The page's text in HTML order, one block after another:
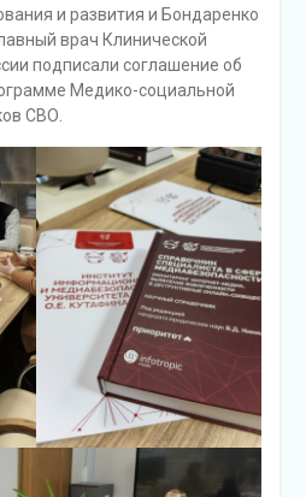
и развития и Бондаренко
врач Клинической
подписали соглашение об
Медико-социальной
СВО.